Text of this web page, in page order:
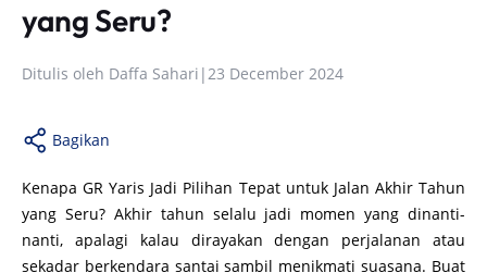
yang Seru?
Ditulis oleh Daffa Sahari |23 December 2024
Bagikan
Kenapa GR Yaris Jadi Pilihan Tepat untuk Jalan Akhir Tahun
yang Seru? Akhir tahun selalu jadi momen yang dinanti-
nanti, apalagi kalau dirayakan dengan perjalanan atau
sekadar berkendara santai sambil menikmati suasana. Buat